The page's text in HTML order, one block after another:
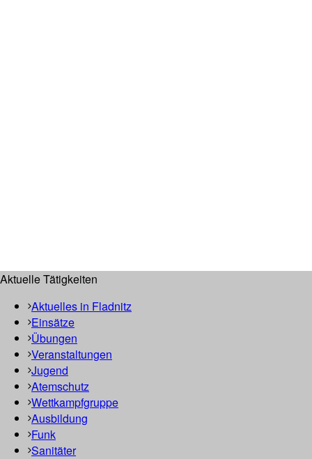
Aktuelle Tätigkeiten
Aktuelles in Fladnitz
Einsätze
Übungen
Veranstaltungen
Jugend
Atemschutz
Wettkampfgruppe
Ausbildung
Funk
Sanitäter